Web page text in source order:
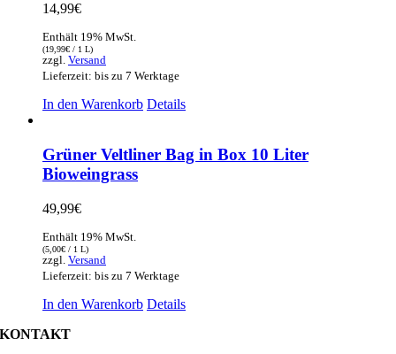
14,99€
Enthält 19% MwSt.
(19,99€ / 1 L)
zzgl. Versand
Lieferzeit: bis zu 7 Werktage
In den Warenkorb Details
Grüner Veltliner Bag in Box 10 Liter
Bioweingrass
49,99€
Enthält 19% MwSt.
(5,00€ / 1 L)
zzgl. Versand
Lieferzeit: bis zu 7 Werktage
In den Warenkorb Details
KONTAKT